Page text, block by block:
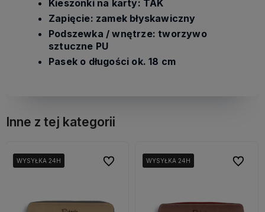
Kieszonki na karty: TAK
Zapięcie: zamek błyskawiczny
Podszewka / wnętrze: tworzywo
sztuczne PU
Pasek o długości ok. 18 cm
Inne z tej kategorii
WYSYŁKA 24H
WYSYŁKA 24H
WYSYŁKA 24H Do ulubionych
Do ulubionychWYSYŁKA 24H
WYSYŁKA 24H
WYSYŁKA 24H Do
Do